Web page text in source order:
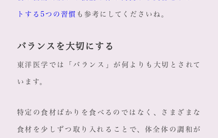
トする5つの習慣 も参考にしてくださいね。
バランスを大切にする
東洋医学では「バランス」が何よりも大切とされて
います。
特定の食材ばかりを食べるのではなく、さまざまな
食材を少しずつ取り入れることで、体全体の調和が